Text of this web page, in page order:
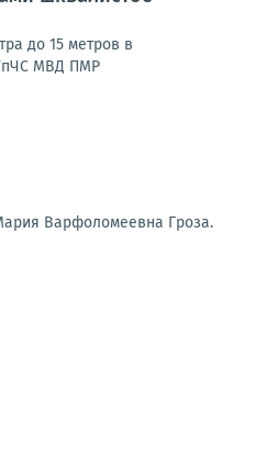
до 15 метров в
МВД ПМР
Варфоломеевна Гроза.